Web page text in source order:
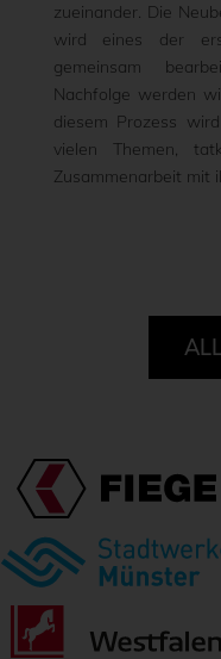
zueinander. Die
wird eines der
gemeinsam
Nachfolge werden
diesem Prozess
vielen Themen,
Zusammenarbeit mit